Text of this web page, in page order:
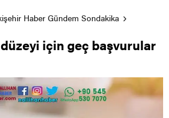
Haber Gündem Sondakika
için geç başvurular